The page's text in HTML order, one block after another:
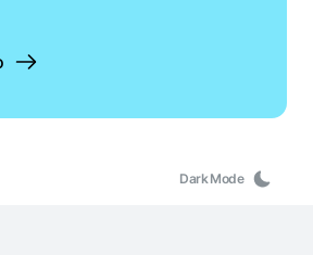
Dark Mode